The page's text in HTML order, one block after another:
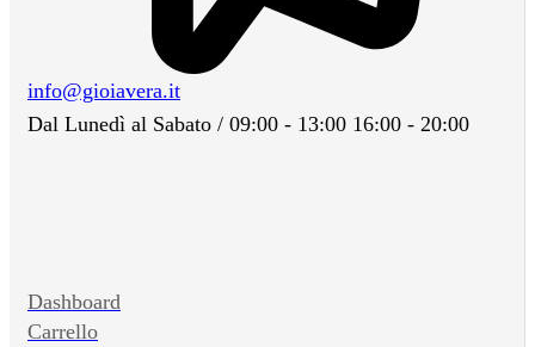
info@gioiavera.it
Dal Lunedì al Sabato / 09:00 - 13:00 16:00 - 20:00
Dashboard
Carrello